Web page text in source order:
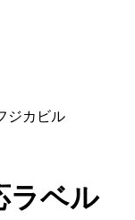
ジカビル
ラベル